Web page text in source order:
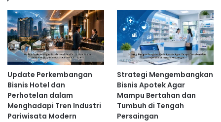
Update Perkembangan
Bisnis Hotel dan
Perhotelan dalam
Menghadapi Tren Industri
Pariwisata Modern
Strategi Mengembangkan
Bisnis Apotek Agar
Mampu Bertahan dan
Tumbuh di Tengah
Persaingan